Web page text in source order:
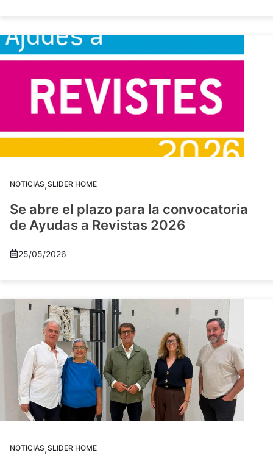
NOTICIAS,SLIDER HOME
Se abre el plazo para la convocatoria
de Ayudas a Revistas 2026
25/05/2026
NOTICIAS,SLIDER HOME